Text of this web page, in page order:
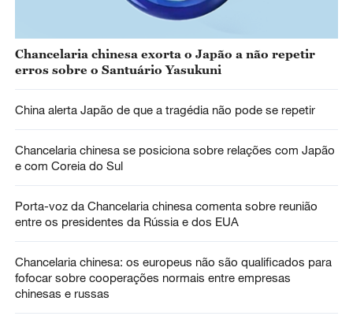
Chancelaria chinesa exorta o Japão a não repetir
erros sobre o Santuário Yasukuni
China alerta Japão de que a tragédia não pode se repetir
Chancelaria chinesa se posiciona sobre relações com Japão
e com Coreia do Sul
Porta-voz da Chancelaria chinesa comenta sobre reunião
entre os presidentes da Rússia e dos EUA
Chancelaria chinesa: os europeus não são qualificados para
fofocar sobre cooperações normais entre empresas
chinesas e russas